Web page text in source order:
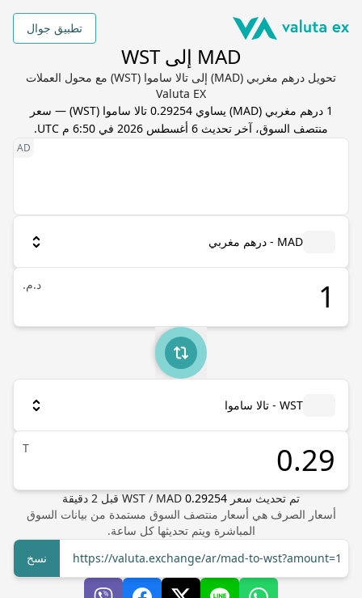
تطبيق جوال
MAD إلى WST
تحويل درهم مغربي (MAD) إلى تالا ساموا (WST) مع محول العملات
Valuta EX
1 درهم مغربي (
MAD) يساوي0.29254 تالا ساموا (
WST) — سعر
منتصف السوق، آخر تحديث 6 أغسطس 2026 في 6:50 م UTC .
MAD - درهم مغربي
د.م.
WST - تالا ساموا
T
تم تحديث سعر WST / MAD 0.29254 قبل 2 دقيقة
أسعار الصرف هي أسعار منتصف السوق مستمدة من بيانات السوق
المباشرة ويتم تحديثها كل ساعة.
https://valuta.exchange/ar/mad-to-wst?amount=1
نسخ